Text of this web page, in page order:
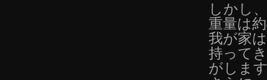
しかし
重量は
我が家
持って
がしま